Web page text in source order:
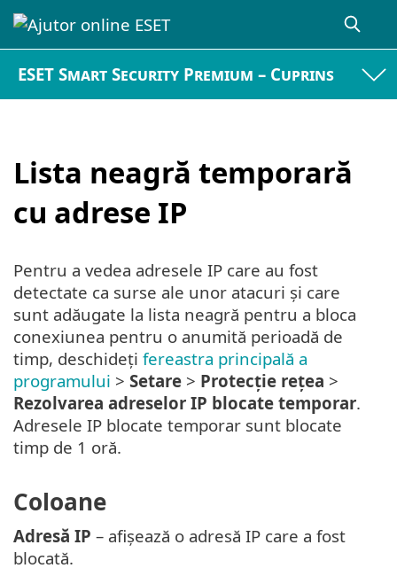
ESET Smart Security Premium – Cuprins
Lista neagră temporară
cu adrese IP
Pentru a vedea adresele IP care au fost
detectate ca surse ale unor atacuri și care
sunt adăugate la lista neagră pentru a bloca
conexiunea pentru o anumită perioadă de
timp, deschideți fereastra principală a
programului > Setare > Protecție rețea >
Rezolvarea adreselor IP blocate temporar.
Adresele IP blocate temporar sunt blocate
timp de 1 oră.
Coloane
Adresă IP – afișează o adresă IP care a fost
blocată.